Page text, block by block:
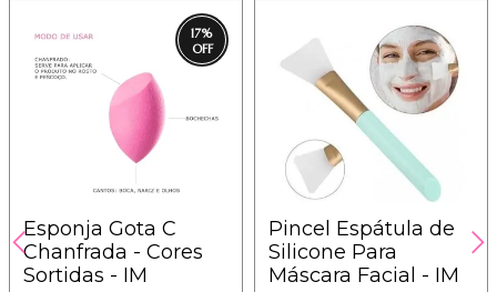
17%
Esponja Gota C
Chanfrada - Cores
Sortidas - IM
Pincel Espátula de
Silicone Para
Máscara Facial - IM